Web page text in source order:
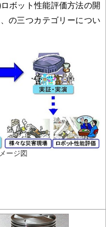
ボット性能評価方法の開
の三つカテゴリーについ
ージ図